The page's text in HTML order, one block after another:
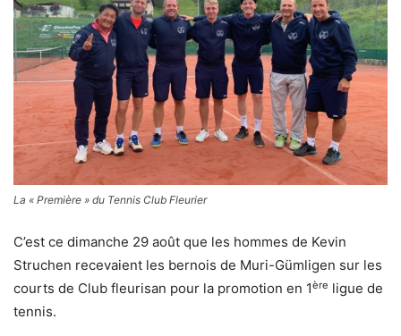
La « Première » du Tennis Club Fleurier
C’est ce dimanche 29 août que les hommes de Kevin
Struchen recevaient les bernois de Muri-Gümligen sur les
courts de Club fleurisan pour la promotion en 1ère ligue de
tennis.